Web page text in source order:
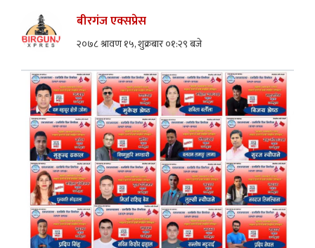
बीरगंज एक्सप्रेस
२०७८ श्रावण १५, शुक्रबार ०१:२९ बजे